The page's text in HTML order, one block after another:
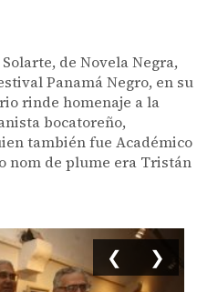
de Novela Negra,
Panamá Negro, en su
rinde homenaje a la
bocatoreño,
también fue Académico
nom de plume era Tristán
❮ ❯